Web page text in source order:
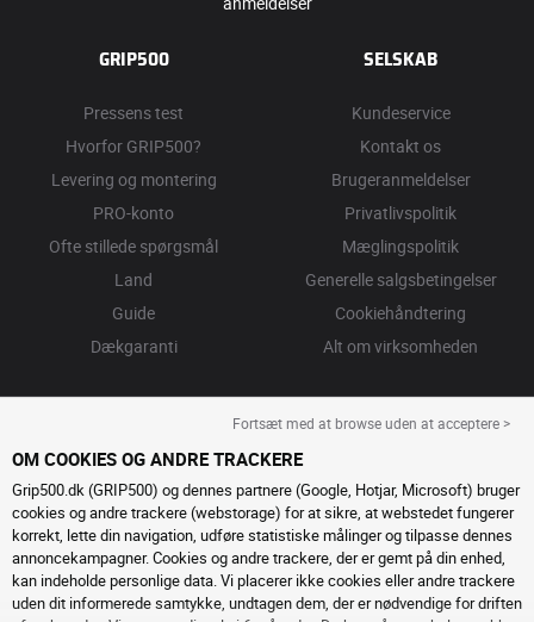
GRIP500
Pressens test
Hvorfor GRIP500?
Levering og montering
PRO-konto
Ofte stillede spørgsmål
Land
Guide
Dækgaranti
SELSKAB
Kundeservice
Kontakt os
Brugeranmeldelser
Privatlivspolitik
Mæglingspolitik
Generelle salgsbetingelser
Cookiehåndtering
Alt om virksomheden
Fortsæt med at browse uden at acceptere >
OM COOKIES OG ANDRE TRACKERE
Grip500.dk (GRIP500) og dennes partnere (Google, Hotjar, Microsoft) bruger
cookies og andre trackere (webstorage) for at sikre, at webstedet fungerer
korrekt, lette din navigation, udføre statistiske målinger og tilpasse dennes
annoncekampagner. Cookies og andre trackere, der er gemt på din enhed,
kan indeholde personlige data. Vi placerer ikke cookies eller andre trackere
uden dit informerede samtykke, undtagen dem, der er nødvendige for driften